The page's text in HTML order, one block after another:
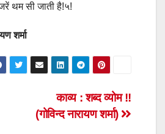
थम सी जाती है!५!
शर्मा
काव्य : शब्द व्योम !!
(गोविन्द नारायण शर्मा)